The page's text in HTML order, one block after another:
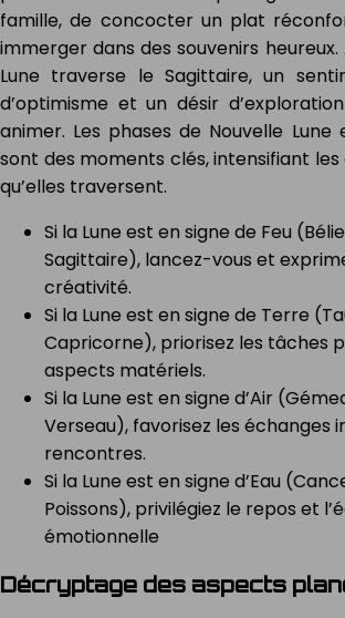
famille, de concocter un plat
immerger dans des souvenirs
Lune traverse le Sagittaire, un
d’optimisme et un désir
animer. Les phases de Nouvelle Lune
sont des moments clés, intensifiant les
qu’elles traversent.
Si la Lune est en signe de Feu
Sagittaire), lancez-vous et
créativité.
Si la Lune est en signe de Terre
Capricorne), priorisez les tâches
aspects matériels.
Si la Lune est en signe d’Air
Verseau), favorisez les échanges
rencontres.
Si la Lune est en signe d’Eau
Poissons), privilégiez le repos et
émotionnelle
Décryptage des aspects